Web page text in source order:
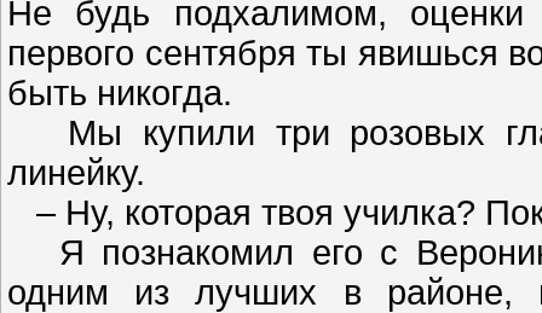
Не будь подхалимом,
первого сентября ты явишься
быть никогда.
Мы купили три розовых
линейку.
– Ну, которая твоя училка?
Я познакомил его с
одним из лучших в районе,